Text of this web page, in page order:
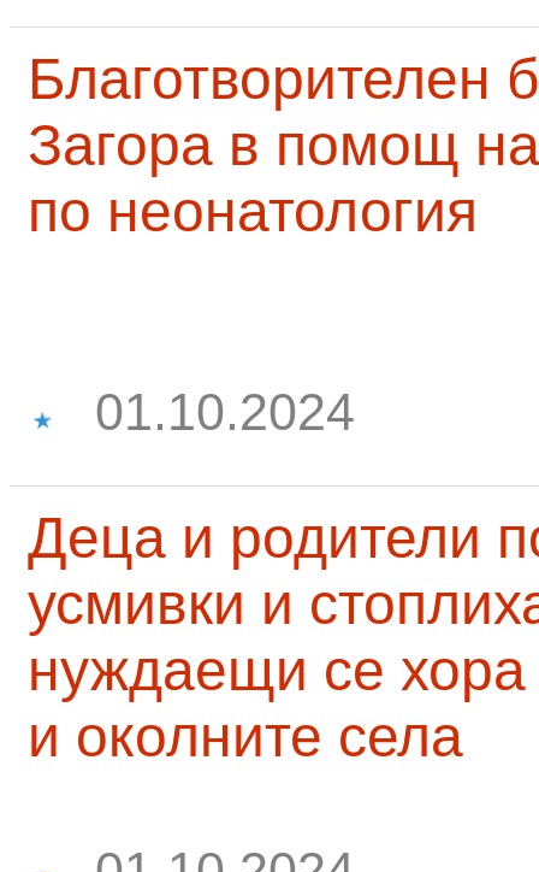
Благотворителен
Загора в помощ
по неонатология
01.10.2024
Деца и родители
усмивки и
нуждаещи се
и околните села